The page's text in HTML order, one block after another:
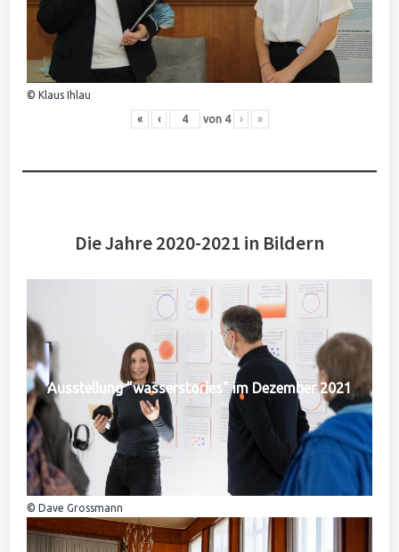
© Klaus Ihlau
« ‹ von 4 › »
Die Jahre 2020-2021 in Bildern
Ausstellung "wasserstories" im Dezember 2021
© Dave Grossmann